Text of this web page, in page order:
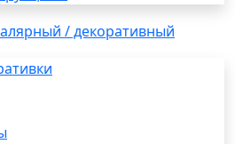
/ декоративный